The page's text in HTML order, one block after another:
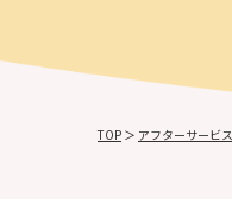
TOP ＞ アフターサービス